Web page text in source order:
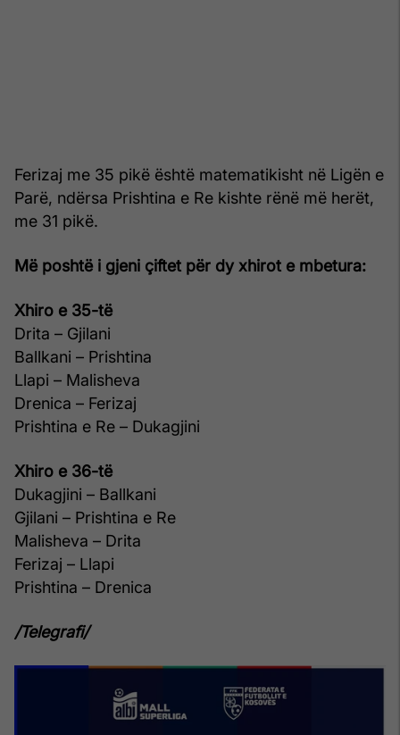
Ferizaj me 35 pikë është matematikisht në Ligën e
Parë, ndërsa Prishtina e Re kishte rënë më herët,
me 31 pikë.
Më poshtë i gjeni çiftet për dy xhirot e mbetura:
Xhiro e 35-të
Drita – Gjilani
Ballkani – Prishtina
Llapi – Malisheva
Drenica – Ferizaj
Prishtina e Re – Dukagjini
Xhiro e 36-të
Dukagjini – Ballkani
Gjilani – Prishtina e Re
Malisheva – Drita
Ferizaj – Llapi
Prishtina – Drenica
/Telegrafi/